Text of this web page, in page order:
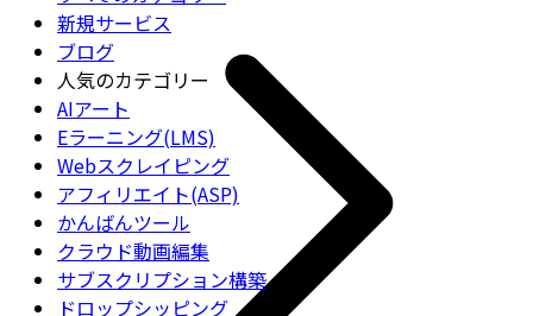
新規サービス
ブログ
人気のカテゴリー
AIアート
Eラーニング(LMS)
Webスクレイピング
アフィリエイト(ASP)
かんばんツール
クラウド動画編集
サブスクリプション構築
ドロップシッピング